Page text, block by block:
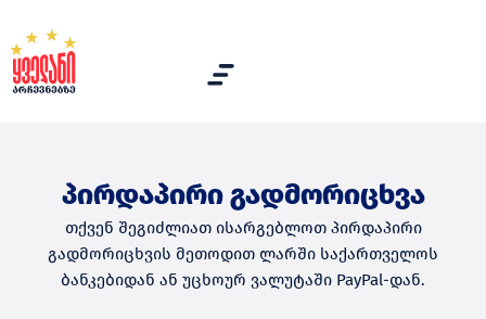
პირდაპირი გადმორიცხვა
თქვენ შეგიძლიათ ისარგებლოთ პირდაპირი
გადმორიცხვის მეთოდით ლარში საქართველოს
ბანკებიდან ან უცხოურ ვალუტაში PayPal-დან.